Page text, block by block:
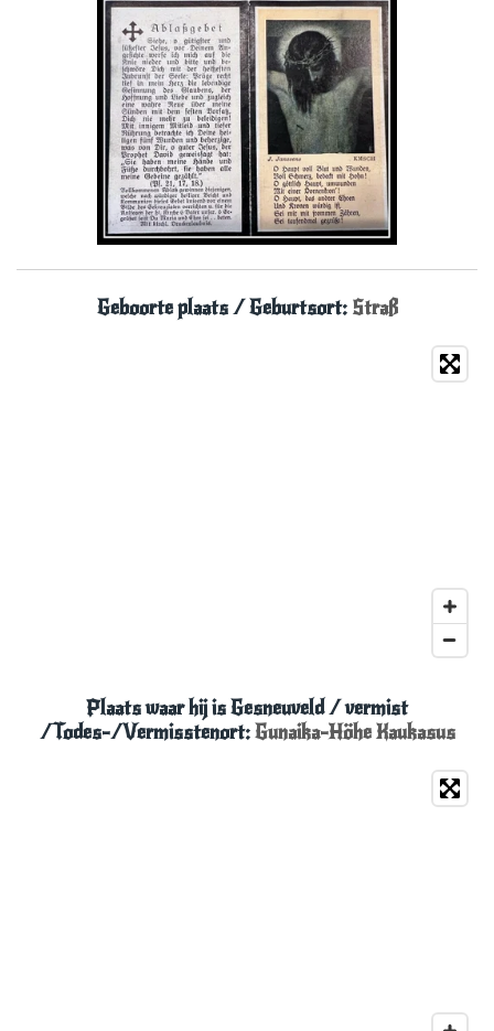
Geboorte plaats / Geburtsort: Straß
Plaats waar hij is Gesneuveld/ vermist
/Todes-/Vermisstenort:Gunaika-Höhe Kaukasus